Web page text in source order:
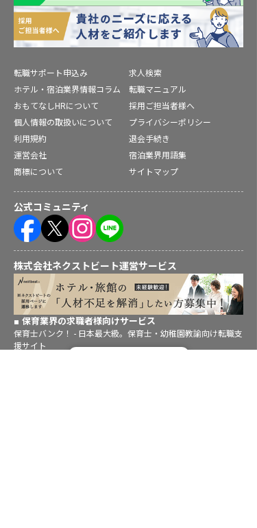
転職サポート申込み
求人検索
ホテル・宿泊業界情報コラム
転職マニュアル
おもてなしHRについて
採用ご担当者様へ
個人情報の取扱いについて
プライバシーポリシー
利用規約
退会手続き
運営会社
宿泊業界用語集
商標について
サイトマップ
公式コミュニティ
株式会社ネクストビート運営サービス
保育業界の求職者様向けサービス
保育士バンク！ - 日本最大級。保育士・幼稚園教諭向け転職支
援サイト